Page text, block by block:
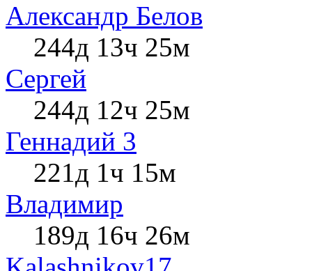
Александр Белов
244д 13ч 25м
Сергей
244д 12ч 25м
Геннадий 3
221д 1ч 15м
Влaдимир
189д 16ч 26м